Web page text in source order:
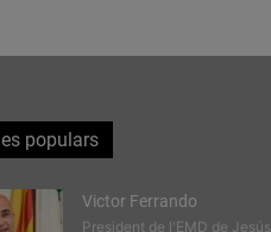
populars
Victor Ferrando
President de l'EMD de Jesús